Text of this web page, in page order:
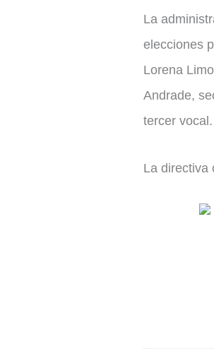
La
elecciones
Lorena
Andrade,
tercer vocal.
La directiva